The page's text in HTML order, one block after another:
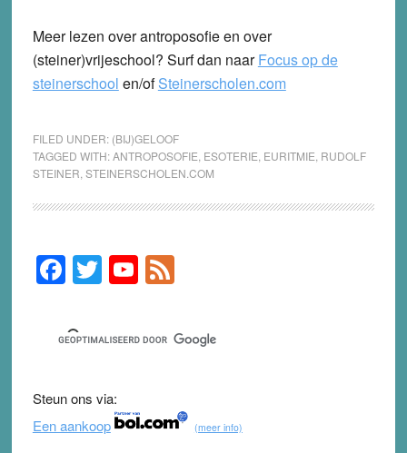
Meer lezen over antroposofie en over
(steiner)vrijeschool? Surf dan naarFocus op de
steinerschool en/ofSteinerscholen.com
FILED UNDER: (BIJ)GELOOF
TAGGED WITH:ANTROPOSOFIE ESOTERIE EURITMIE RUDOLF
STEINER STEINERSCHOLEN.COM
Primary
Sidebar
F
a
c
e
b
o
o
T
wi
tt
er
Y
o
u
T
b
e
F
e
d
Steun ons via:
Een aankoop
(meer info)